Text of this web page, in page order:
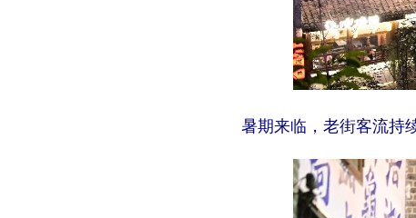
暑期来临，老街客流持